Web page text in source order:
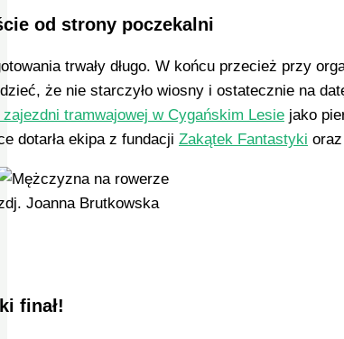
od strony poczekalni
trwały długo. W końcu przecież przy
że nie starczyło wiosny i ostatecznie na
tramwajowej w Cygańskim Lesie jako
dotarła ekipa z fundacji Zakątek Fantastyki
Joanna Brutkowska
finał!